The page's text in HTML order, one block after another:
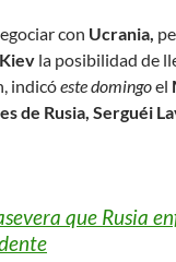
con Ucrania,
Kiev la posibilidad de
indicóeste domingoel
de Rusia, Serguéi
que Rusia